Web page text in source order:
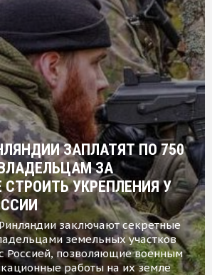
ЗАПЛАТЯТ ПО 750
ЗА
СТРОИТЬ УКРЕПЛЕНИЯ У
заключают секретные
земельных участков
Россией, позволяющие военным
работы на их земле